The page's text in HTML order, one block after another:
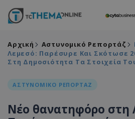
Αρχική Αστυνομικό Ρεπορτάζ
Λεμεσό: Παρέσυρε Και Σκότωσε
Στη Δημοσιότητα Τα Στοιχεία
ΑΣΤΥΝΟΜΙΚΟ ΡΕΠΟΡΤΑΖ
Νέο θανατηφόρο στη